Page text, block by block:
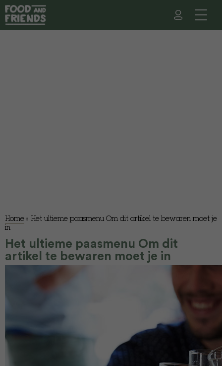
Home » Het ultieme paasmenu Om dit artikel te bewaren moet je
in
Het ultieme paasmenu Om dit
artikel te bewaren moet je in